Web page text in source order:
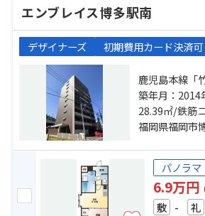
エンブレイス博多駅南
デザイナーズ 初期費用カード決済可
鹿児島本線「
児島本線「博多
大牟田線「高
築年月：2014
28.39㎡/鉄筋
福岡県福岡市
パノラマ
6.9万円
敷 - 礼